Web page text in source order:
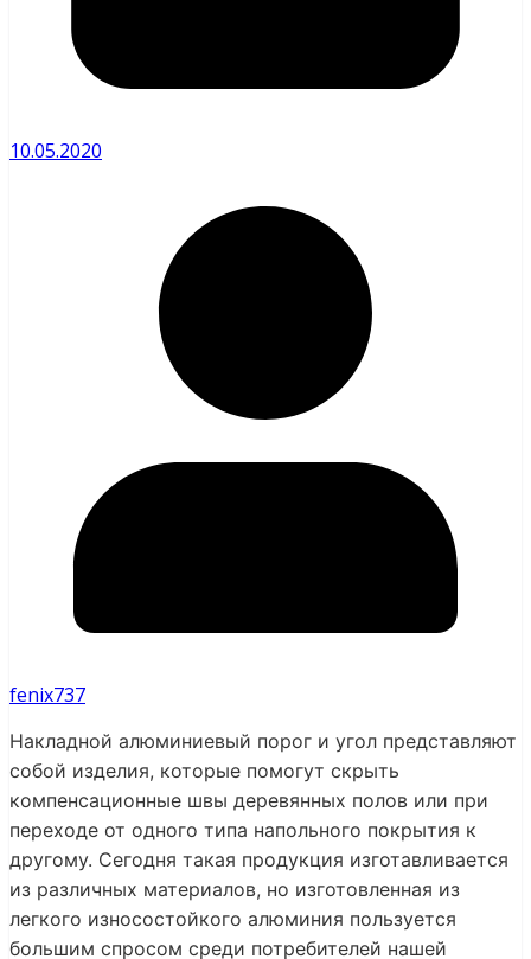
10.05.2020
fenix737
Накладной алюминиевый порог и угол представляют
собой изделия, которые помогут скрыть
компенсационные швы деревянных полов или при
переходе от одного типа напольного покрытия к
другому. Сегодня такая продукция изготавливается
из различных материалов, но изготовленная из
легкого износостойкого алюминия пользуется
большим спросом среди потребителей нашей